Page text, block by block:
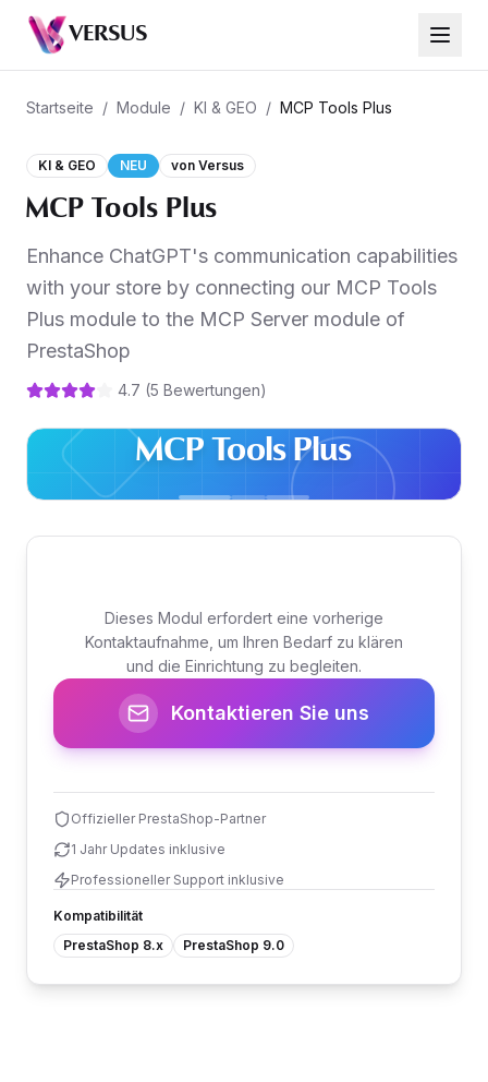
VERSUS
MCP Tools Plus
Startseite / Module / KI & GEO / MCP Tools Plus
KI & GEO NEU von Versus
MCP Tools Plus
Enhance ChatGPT's communication capabilities
with your store by connecting our MCP Tools
Plus module to the MCP Server module of
PrestaShop
4.7 (5 Bewertungen)
MCP Tools Plus
Dieses Modul erfordert eine vorherige
Kontaktaufnahme, um Ihren Bedarf zu klären
und die Einrichtung zu begleiten.
Kontaktieren Sie uns
Offizieller PrestaShop-Partner
1 Jahr Updates inklusive
Professioneller Support inklusive
Kompatibilität
PrestaShop 8.x
PrestaShop 9.0